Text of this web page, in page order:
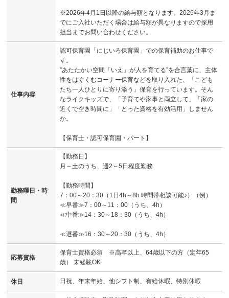
※2026年4月1日以降の給与額となります。2026年3月ま
でにご入社いただく場合は給与額が異なりますので採用
担当までお問い合わせください。
仕事内容
認可保育園「にじいろ保育園」での保育補助のお仕事で
す。
”あたたかい空間「いえ」が人を育てる”を合言葉に、主体
性をはぐくむコーナー保育などを取り入れた、「こども
たち一人ひとりに寄り添う」保育を行っています。そん
なライクキッズで、「子育てや家事と両立して」「家の
近くで空き時間に」「とった資格を有効活用」しません
か。
【保育士・認可保育園・パート】
勤務曜日・時
間
【勤務日】
月～土のうち、週2～5日程度勤務
【勤務時間】
7：00～20：30（1日4h～8h 時間帯相談可能♪）（例）
≪早番≫7：00～11：00（うち、4h）
≪中番≫14：30～18：30（うち、4h）
≪遅番≫16：30～20：30（うち、4h）
応募資格
保育士資格必須 ※高卒以上、64歳以下の方（定年65
歳） 未経験OK
休日 日祝、年末年始、他シフト制、有給休暇、特別休暇